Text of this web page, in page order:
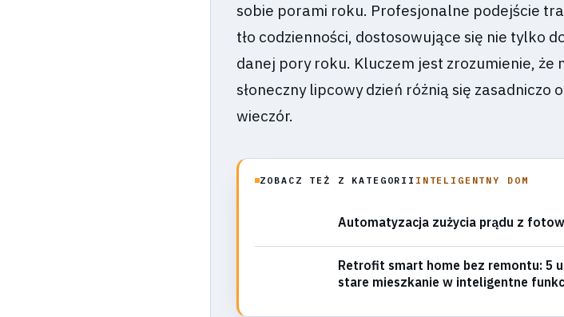
sobie porami roku. Profesjonalne podejście
tło codzienności, dostosowujące się nie tylko
danej pory roku. Kluczem jest zrozumienie, że
słoneczny lipcowy dzień różnią się zasadniczo
wieczór.
ZOBACZ TEŻ Z KATEGORII INTELIGENTNY DOM
Automatyzacja zużycia prądu z
Retrofit smart home bez remontu: 5
stare mieszkanie w inteligentne